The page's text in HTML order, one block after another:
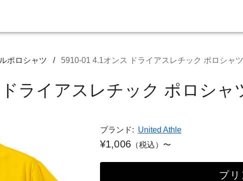
ポロシャツ / 5910-01 4.1オンス ドライアスレチック ポロシャツ
ライアスレチック ポロシャ
ブランド: United Athle
¥1,006 （税込）〜
プ